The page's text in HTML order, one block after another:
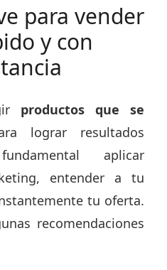
para vender
y con
productos que se
lograr resultados
aplicar
entender a tu
tu oferta.
recomendaciones